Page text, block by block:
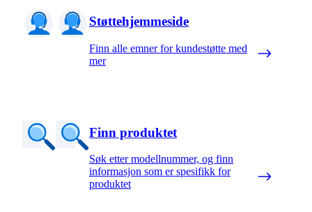
Støttehjemmeside
Finn alle emner for kundestøtte med
mer
Finn produktet
Søk etter modellnummer, og finn
informasjon som er spesifikk for
produktet